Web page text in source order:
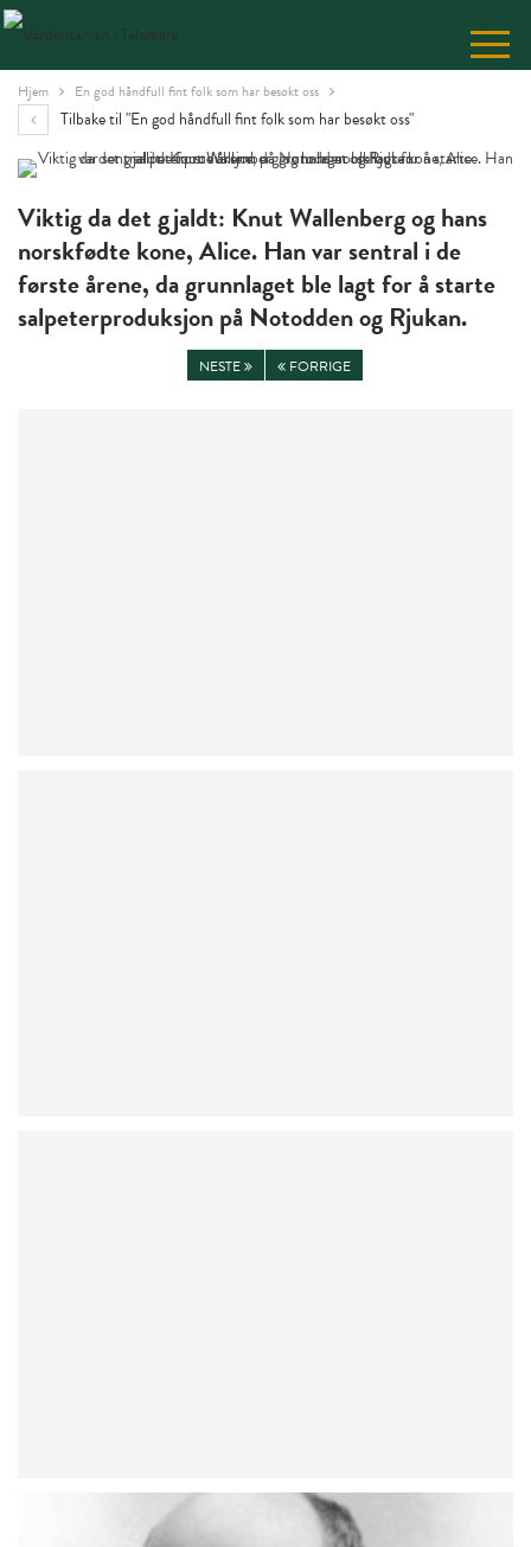
Skip
Content
Hjem En god håndfull fint folk som har besøkt oss
Tilbake til "En god håndfull fint folk som har besøkt oss"
Viktig da det gjaldt: Knut Wallenberg og hans
norskfødte kone, Alice. Han var sentral i de
første årene, da grunnlaget ble lagt for å starte
salpeterproduksjon på Notodden og Rjukan.
NESTE FORRIGE